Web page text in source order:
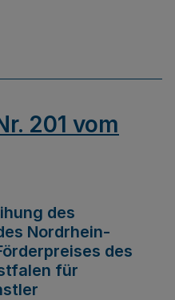
201 vom
des
Nordrhein-
des
für